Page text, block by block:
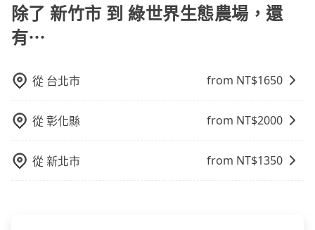
如需10人以上巴士，請來信洽詢。
饋或未來換取免費的住房。台灣人常用的線上訂房平台
有Booking.com、Agoda.com、Hotels.com、
Expedia.com、Trip.com等。正常來說，線上刷卡付款
告知付款完畢，一切都能在網路上操作。但有些較冷門
賣的現象，便有可能到了現場卻沒房可住的窘境，所以
在預定時要不選擇評分高、評論多的飯店，不然就是還
煩，有些時候直接打電話問的價格可能比民宿訂房網來
站，相對便宜經濟。 計程車：乘坐計程車到達或離開火
車站，方便快捷但昂貴。 捷運/輕軌：通過捷運或輕軌到
達或離開火車站，快捷便利。 包車：預定包車到達或離
除了 新竹市 到 綠世界生態農場，還
有⋯
從 台北市 from NT$1650
從彰化縣 from NT$2000
從新北市 from NT$1350